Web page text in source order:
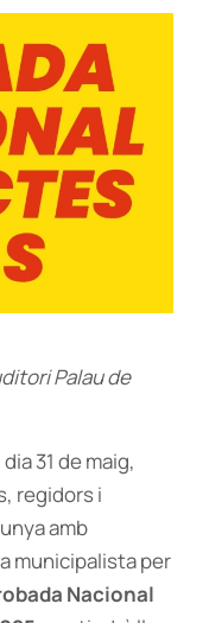
Palau de
31 de maig,
regidors i
amb
municipalista per
Nacional